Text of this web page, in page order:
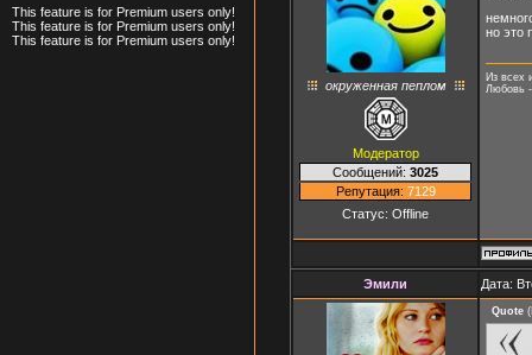
This feature is for Premium users only!
This feature is for Premium users only!
This feature is for Premium users only!
окруженная пеплом
Модератор
Сообщений: 3025
Репутация: 7129
Статус: Offline
но это
Из всех
Любовь
Эмили Дата:
Quote (